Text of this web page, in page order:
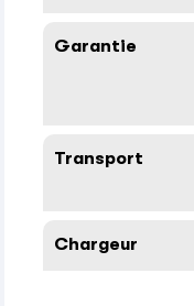
Garantie
Transport
Chargeur